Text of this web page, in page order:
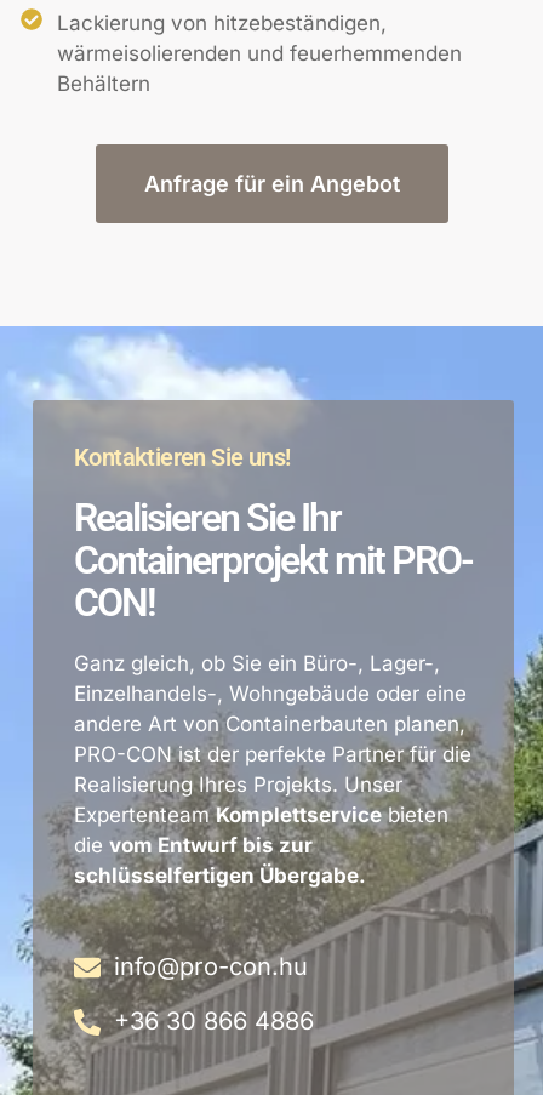
Lackierung von hitzebeständigen,
wärmeisolierenden und feuerhemmenden
Behältern
Anfrage für ein Angebot
Kontaktieren Sie uns!
Realisieren Sie Ihr
Containerprojekt mit PRO-
CON!
Ganz gleich, ob Sie ein Büro-, Lager-,
Einzelhandels-, Wohngebäude oder eine
andere Art von Containerbauten planen,
PRO-CON ist der perfekte Partner für die
Realisierung Ihres Projekts. Unser
ExpertenteamKomplettservicebieten
die vom Entwurf bis zur
schlüsselfertigen Übergabe.
info@pro-con.hu
+36 30 866 4886